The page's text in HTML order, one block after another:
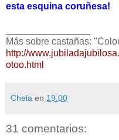
esta esquina coruñesa!
Más sobre castañas:
http://
otoo.html
Chela en 19:00
31 comentarios: